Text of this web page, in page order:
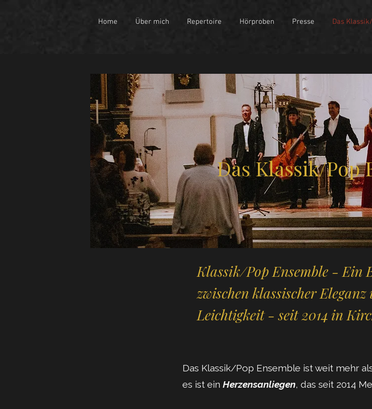
Home Über mich Repertoire Hörproben Presse Das
Das Klassik/Pop
Klassik/Pop Ensemble - Ein
zwischen klassischer
Leichtigkeit - seit 2014 in
Das Klassik/Pop Ensemble ist weit mehr
es ist ein Herzensanliegen, das seit 2014